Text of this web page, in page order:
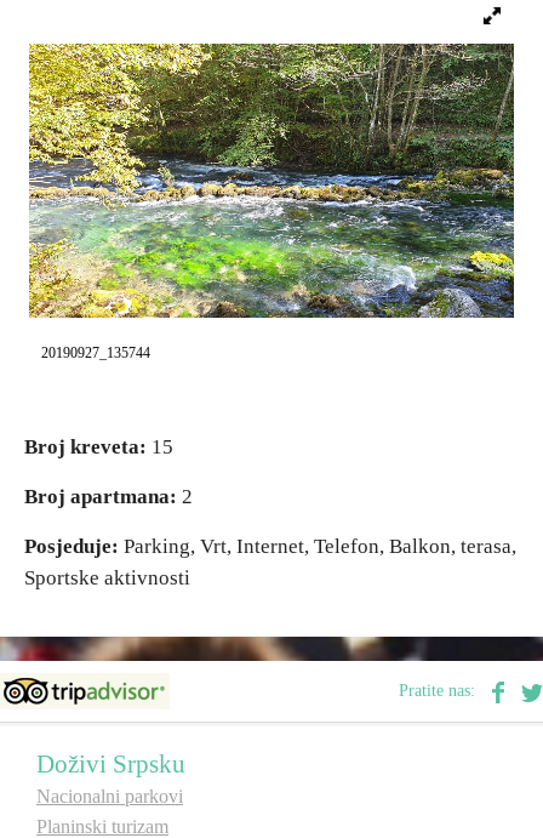
20190927_135744
Broj kreveta: 15
Broj apartmana: 2
Posjeduje: Parking, Vrt, Internet, Telefon, Balkon, terasa,
Sportske aktivnosti
Pratite nas:
Doživi Srpsku
Nacionalni parkovi
Planinski turizam